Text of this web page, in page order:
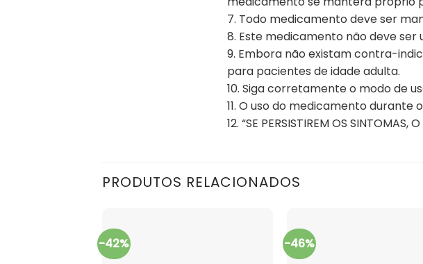
7. Todo medicamento deve ser
8. Este medicamento não deve
9. Embora não existam contra-
para pacientes de idade adulta.
10. Siga corretamente o modo de
11. O uso do medicamento
12. “SE PERSISTIREM OS SINTOMAS,
PRODUTOS RELACIONADOS
-42% -46%